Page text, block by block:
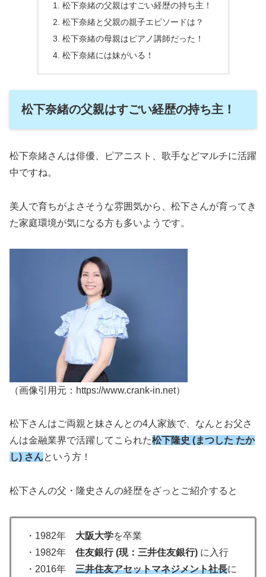
松下奈緒の父親はすごい経歴の持ち主！
松下奈緒と父親の親子エピソードは？
松下奈緒の母親はピアノ講師だった！
松下奈緒には妹がいる！
松下奈緒の父親はすごい経歴の持ち主！
松下奈緒さんは俳優、ピアニスト、歌手などマルチに活躍
中ですね。
美人で育ちがよさそうな雰囲気から、松下さんが育ってき
た家庭環境が気になる方も多いようです。
（画像引用元：https://www.crank-in.net）
松下さんはご両親と妹さんとの4人家族で、なんとお父さ
んは金融業界で活躍してこられた松下隆史 (まつした たか
し) さんという方！
松下さんの父・隆史さんの経歴をざっとご紹介すると
・1982年 大阪大学を卒業
・1982年 住友銀行 (現：三井住友銀行) に入行
・2016年 三井住友アセットマネジメント社長に